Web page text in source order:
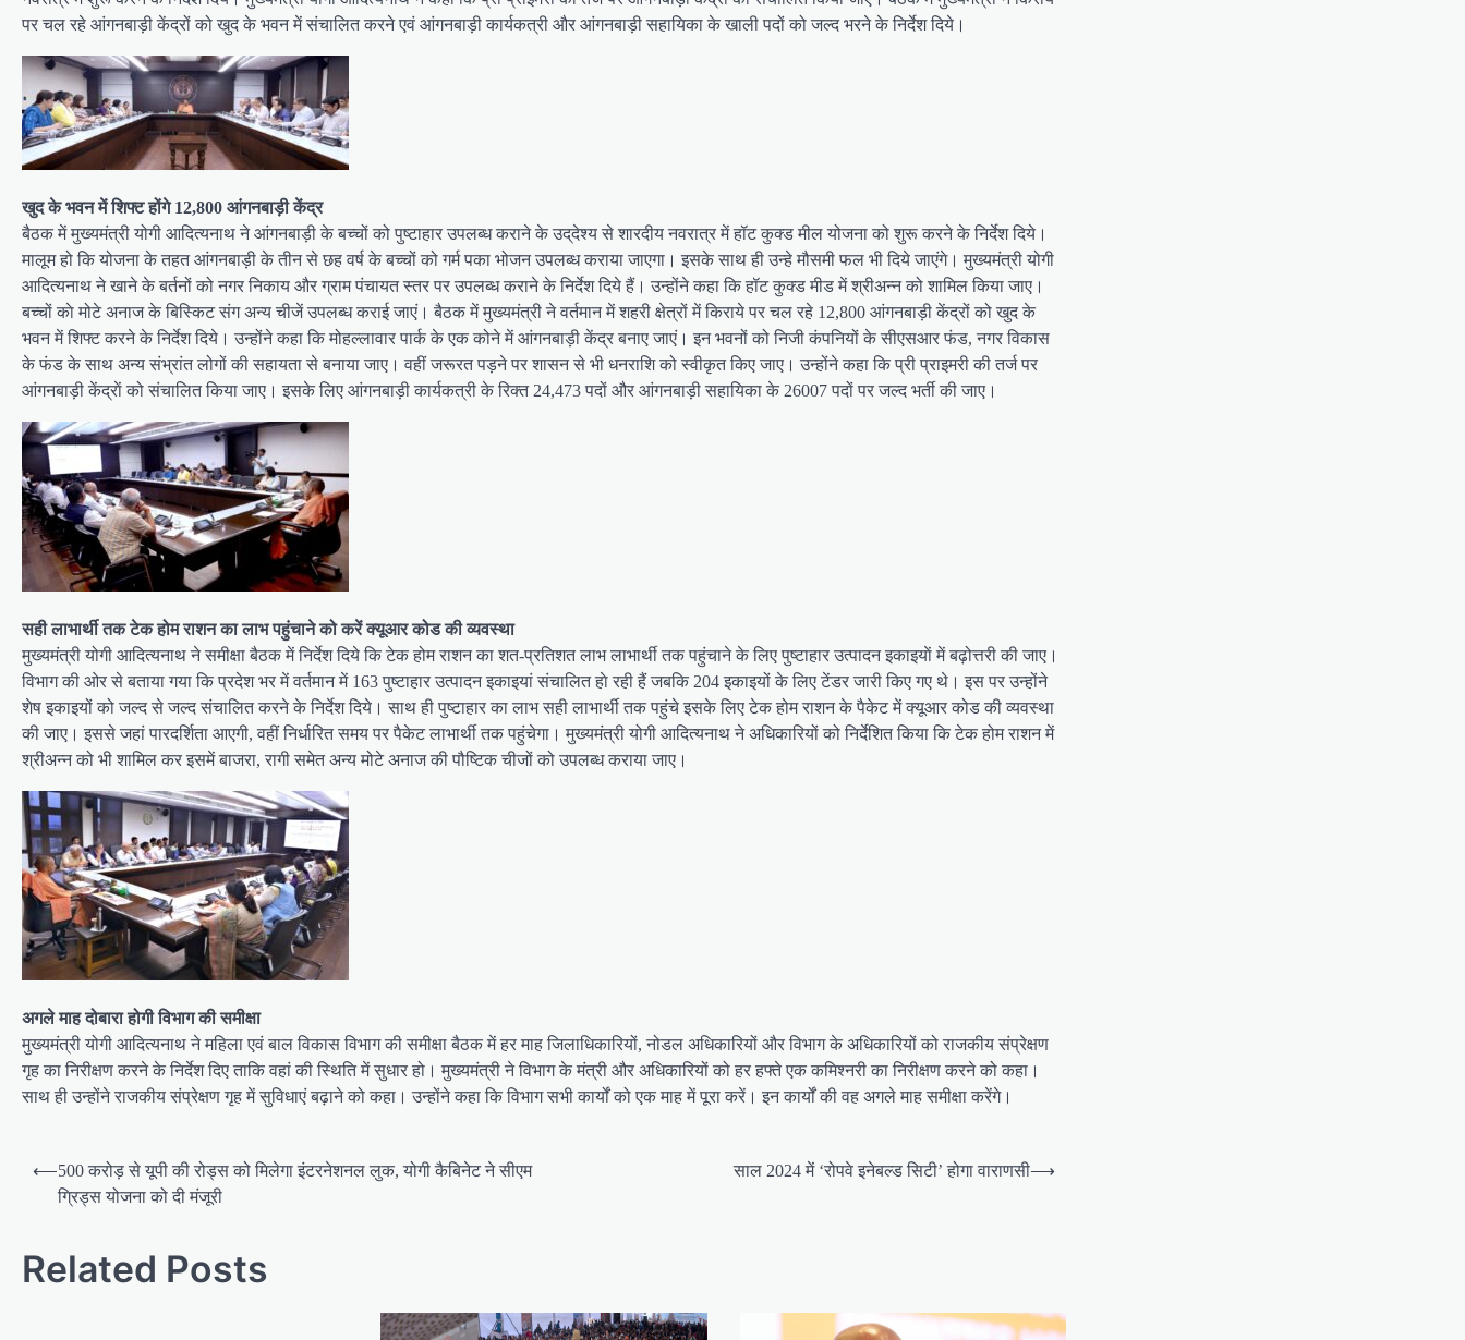
पर चल रहे आंगनबाड़ी केंद्रों को खुद के भवन में संचालित करने एवं आंगनबाड़ी कार्यकत्री और आंगनबाड़ी सहायिका के खाली पदों को जल्द भरने के निर्देश दिये।
खुद के भवन में शिफ्ट होंगे 12,800 आंगनबाड़ी केंद्र
बैठक में मुख्यमंत्री योगी आदित्यनाथ ने आंगनबाड़ी के बच्चों को पुष्टाहार उपलब्ध कराने के उद्​देश्य से शारदीय नवरात्र में हॉट कुक्ड मील योजना को शुरू करने के निर्देश दिये।
मालूम हो कि योजना के तहत आंगनबाड़ी के तीन से छह वर्ष के बच्चों को गर्म पका भोजन उपलब्ध कराया जाएगा। इसके साथ ही उन्हे मौसमी फल भी दिये जाएंगे। मुख्यमंत्री योगी
आदित्यनाथ ने खाने के बर्तनों को नगर निकाय और ग्राम पंचायत स्तर पर उपलब्ध कराने के निर्देश दिये हैं। उन्होंने कहा कि हॉट कुक्ड मीड में श्रीअन्न को शामिल किया जाए।
बच्चों काे मोटे अनाज के बिस्किट संग अन्य चीजें उपलब्ध कराई जाएं। बैठक में मुख्यमंत्री ने वर्तमान में शहरी क्षेत्रों में किराये पर चल रहे 12,800 आंगनबाड़ी केंद्रों को खुद के
भवन में शिफ्ट करने के निर्देश दिये। उन्होंने कहा कि मोहल्लावार पार्क के एक कोने में आंगनबाड़ी केंद्र बनाए जाएं। इन भवनों को निजी कंपनियों के सीएसआर फंड, नगर विकास
के फंड के साथ अन्य संभ्रांत लोगों की सहायता से बनाया जाए। वहीं जरूरत पड़ने पर शासन से भी धनराशि को स्वीकृत किए जाए। उन्होंने कहा कि प्री प्राइमरी की तर्ज पर
आंगनबाड़ी केंद्राें को संचालित किया जाए। इसके लिए आंगनबाड़ी कार्यकत्री के रिक्त 24,473 पदों और आंगनबाड़ी सहायिका के 26007 पदों पर जल्द भर्ती की जाए।
सही लाभार्थी तक टेक होम राशन का लाभ पहुंचाने को करें क्यूआर कोड की व्यवस्था
मुख्यमंत्री योगी आदित्यनाथ ने समीक्षा बैठक में निर्देश दिये कि टेक होम राशन का शत-प्रतिशत लाभ लाभार्थी तक पहुंचाने के लिए पुष्टाहार उत्पादन इकाइयाें में बढ़ोत्तरी की जाए।
विभाग की ओर से बताया गया कि प्रदेश भर में वर्तमान में 163 पुष्टाहार उत्पादन इकाइयां संचालित हाे रही हैं जबकि 204 इकाइयों के लिए टेंडर जारी किए गए थे। इस पर उन्होंने
शेष इकाइयों को जल्द से जल्द संचालित करने के निर्देश दिये। साथ ही पुष्टाहार का लाभ सही लाभार्थी तक पहुंचे इसके लिए टेक होम राशन के पैकेट में क्यूआर कोड की व्यवस्था
की जाए। इससे जहां पारदर्शिता आएगी, वहीं निर्धारित समय पर पैकेट लाभार्थी तक पहुंचेगा। मुख्यमंत्री योगी आदित्यनाथ ने अधिकारियों को निर्देशित किया कि टेक होम राशन में
श्रीअन्न को भी शामिल कर इसमें बाजरा, रागी समेत अन्य मोटे अनाज की पौष्टिक चीजों को उपलब्ध कराया जाए।
अगले माह दोबारा होगी विभाग की समीक्षा
मुख्यमंत्री योगी आदित्यनाथ ने महिला एवं बाल विकास विभाग की समीक्षा बैठक में हर माह जिलाधिकारियों, नोडल अधिकारियों और विभाग के अधिकारियों को राजकीय संप्रेक्षण
गृह का निरीक्षण करने के निर्देश दिए ताकि वहां की स्थिति में सुधार हो। मुख्यमंत्री ने विभाग के मंत्री और अधिकारियों को हर हफ्ते एक कमिश्नरी का निरीक्षण करने को कहा।
साथ ही उन्होंने राजकीय संप्रेक्षण गृह में सुविधाएं बढ़ाने को कहा। उन्होंने कहा कि विभाग सभी कार्यों को एक माह में पूरा करें। इन कार्यों की वह अगले माह समीक्षा करेंगे।
Post
navigation
⟵500 करोड़ से यूपी की रोड्स को मिलेगा इंटरनेशनल लुक, योगी कैबिनेट ने सीएम
ग्रिड्स योजना को दी मंजूरी
साल 2024 में ‘रोपवे इनेबल्ड सिटी’ होगा वाराणसी⟶
Related Posts